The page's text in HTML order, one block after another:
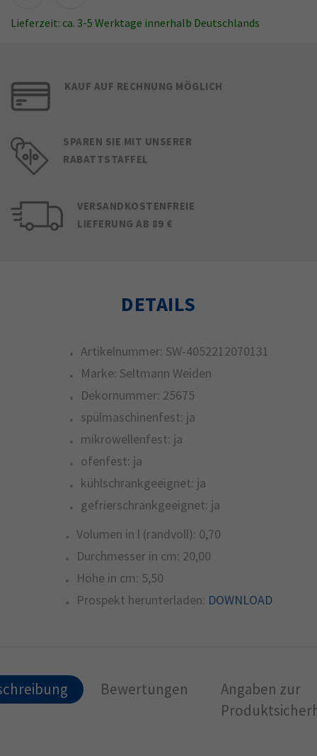
Lieferzeit: ca. 3-5 Werktage innerhalb Deutschlands
KAUF AUF RECHNUNG MÖGLICH
SPAREN SIE MIT UNSERER
RABATTSTAFFEL
VERSANDKOSTENFREIE
LIEFERUNG AB 89 €
DETAILS
Artikelnummer: SW-4052212070131
Marke: Seltmann Weiden
Dekornummer: 25675
spülmaschinenfest: ja
mikrowellenfest: ja
ofenfest: ja
kühlschrankgeeignet: ja
gefrierschrankgeeignet: ja
Volumen in l (randvoll): 0,70
Durchmesser in cm: 20,00
Höhe in cm: 5,50
Prospekt herunterladen: DOWNLOAD
Bewertungen
Angaben zur